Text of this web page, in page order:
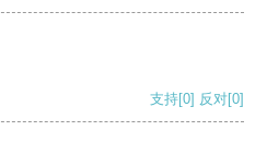
支持[0] 反对[0]